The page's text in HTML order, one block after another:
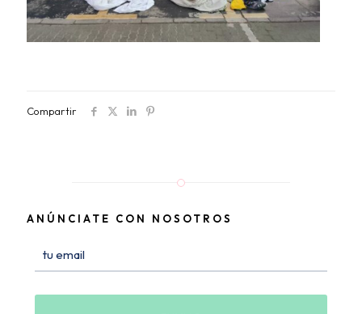
Compartir
ANÚNCIATE CON NOSOTROS